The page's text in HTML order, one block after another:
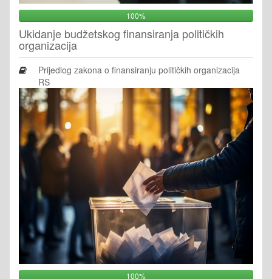
100%
Ukidanje budžetskog finansiranja političkih
organizacija
Prijedlog zakona o finansiranju političkih organizacija
RS
100%